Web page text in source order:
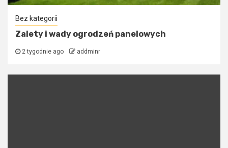
Bez kategorii
Zalety i wady ogrodzeń panelowych
2 tygodnie ago addminr